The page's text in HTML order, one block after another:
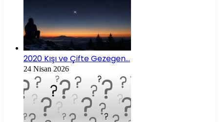
2020 Kışı ve Çifte Gezegen…
24 Nisan 2026